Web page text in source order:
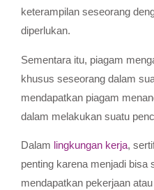
keterampilan seseorang
diperlukan.
Sementara itu, piagam
khusus seseorang dalam
mendapatkan piagam
dalam melakukan suatu
Dalam lingkungan kerja,
penting karena menjadi bisa
mendapatkan pekerjaan